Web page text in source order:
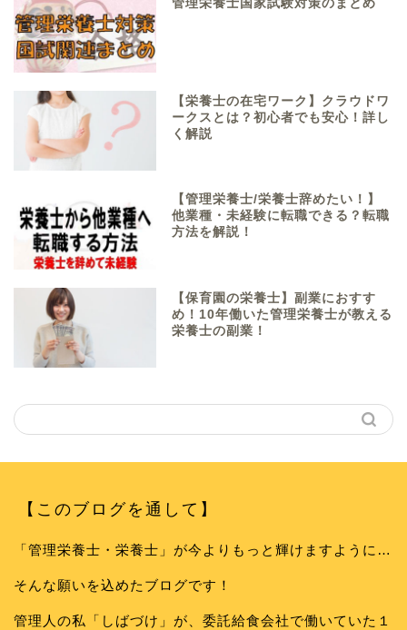
管理栄養士国家試験対策のまとめ
【栄養士の在宅ワーク】クラウドワ
ークスとは？初心者でも安心！詳し
く解説
【管理栄養士/栄養士辞めたい！】
他業種・未経験に転職できる？転職
方法を解説！
【保育園の栄養士】副業におすす
め！10年働いた管理栄養士が教える
栄養士の副業！
【このブログを通して】
「管理栄養士・栄養士」が今よりもっと輝けますように…
そんな願いを込めたブログです！
管理人の私「しばづけ」が、委託給食会社で働いていた１